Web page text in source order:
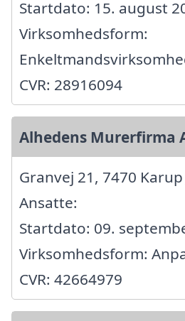
Startdato: 15. august
Virksomhedsform:
CVR: 28916094
Alhedens Murerfirma
Granvej 21, 7470 Karup
Ansatte:
Startdato: 09.
Virksomhedsform:
CVR: 42664979